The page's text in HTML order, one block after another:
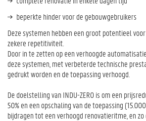
beperkte hinder voor de gebouwgebruikers
Deze systemen hebben een groot potentieel
zekere repetitiviteit.
Door in te zetten op een verhoogde
deze systemen, met verbeterde technische
gedrukt worden en de toepassing verhoogd.
De doelstelling van INDU-ZERO is om een
50% en een opschaling van de toepassing
bijdragen tot een verhoogd renovatieritme, en